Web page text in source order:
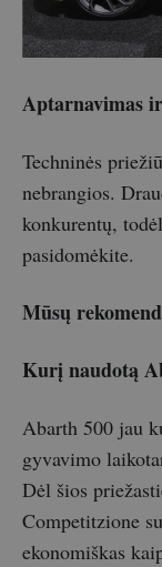
Aptarnavimas
Techninės
nebrangios.
konkurentų,
pasidomėkite.
Mūsų
Kurį naudotą
Abarth 500 jau
gyvavimo
Dėl šios
Competitzione
ekonomiškas